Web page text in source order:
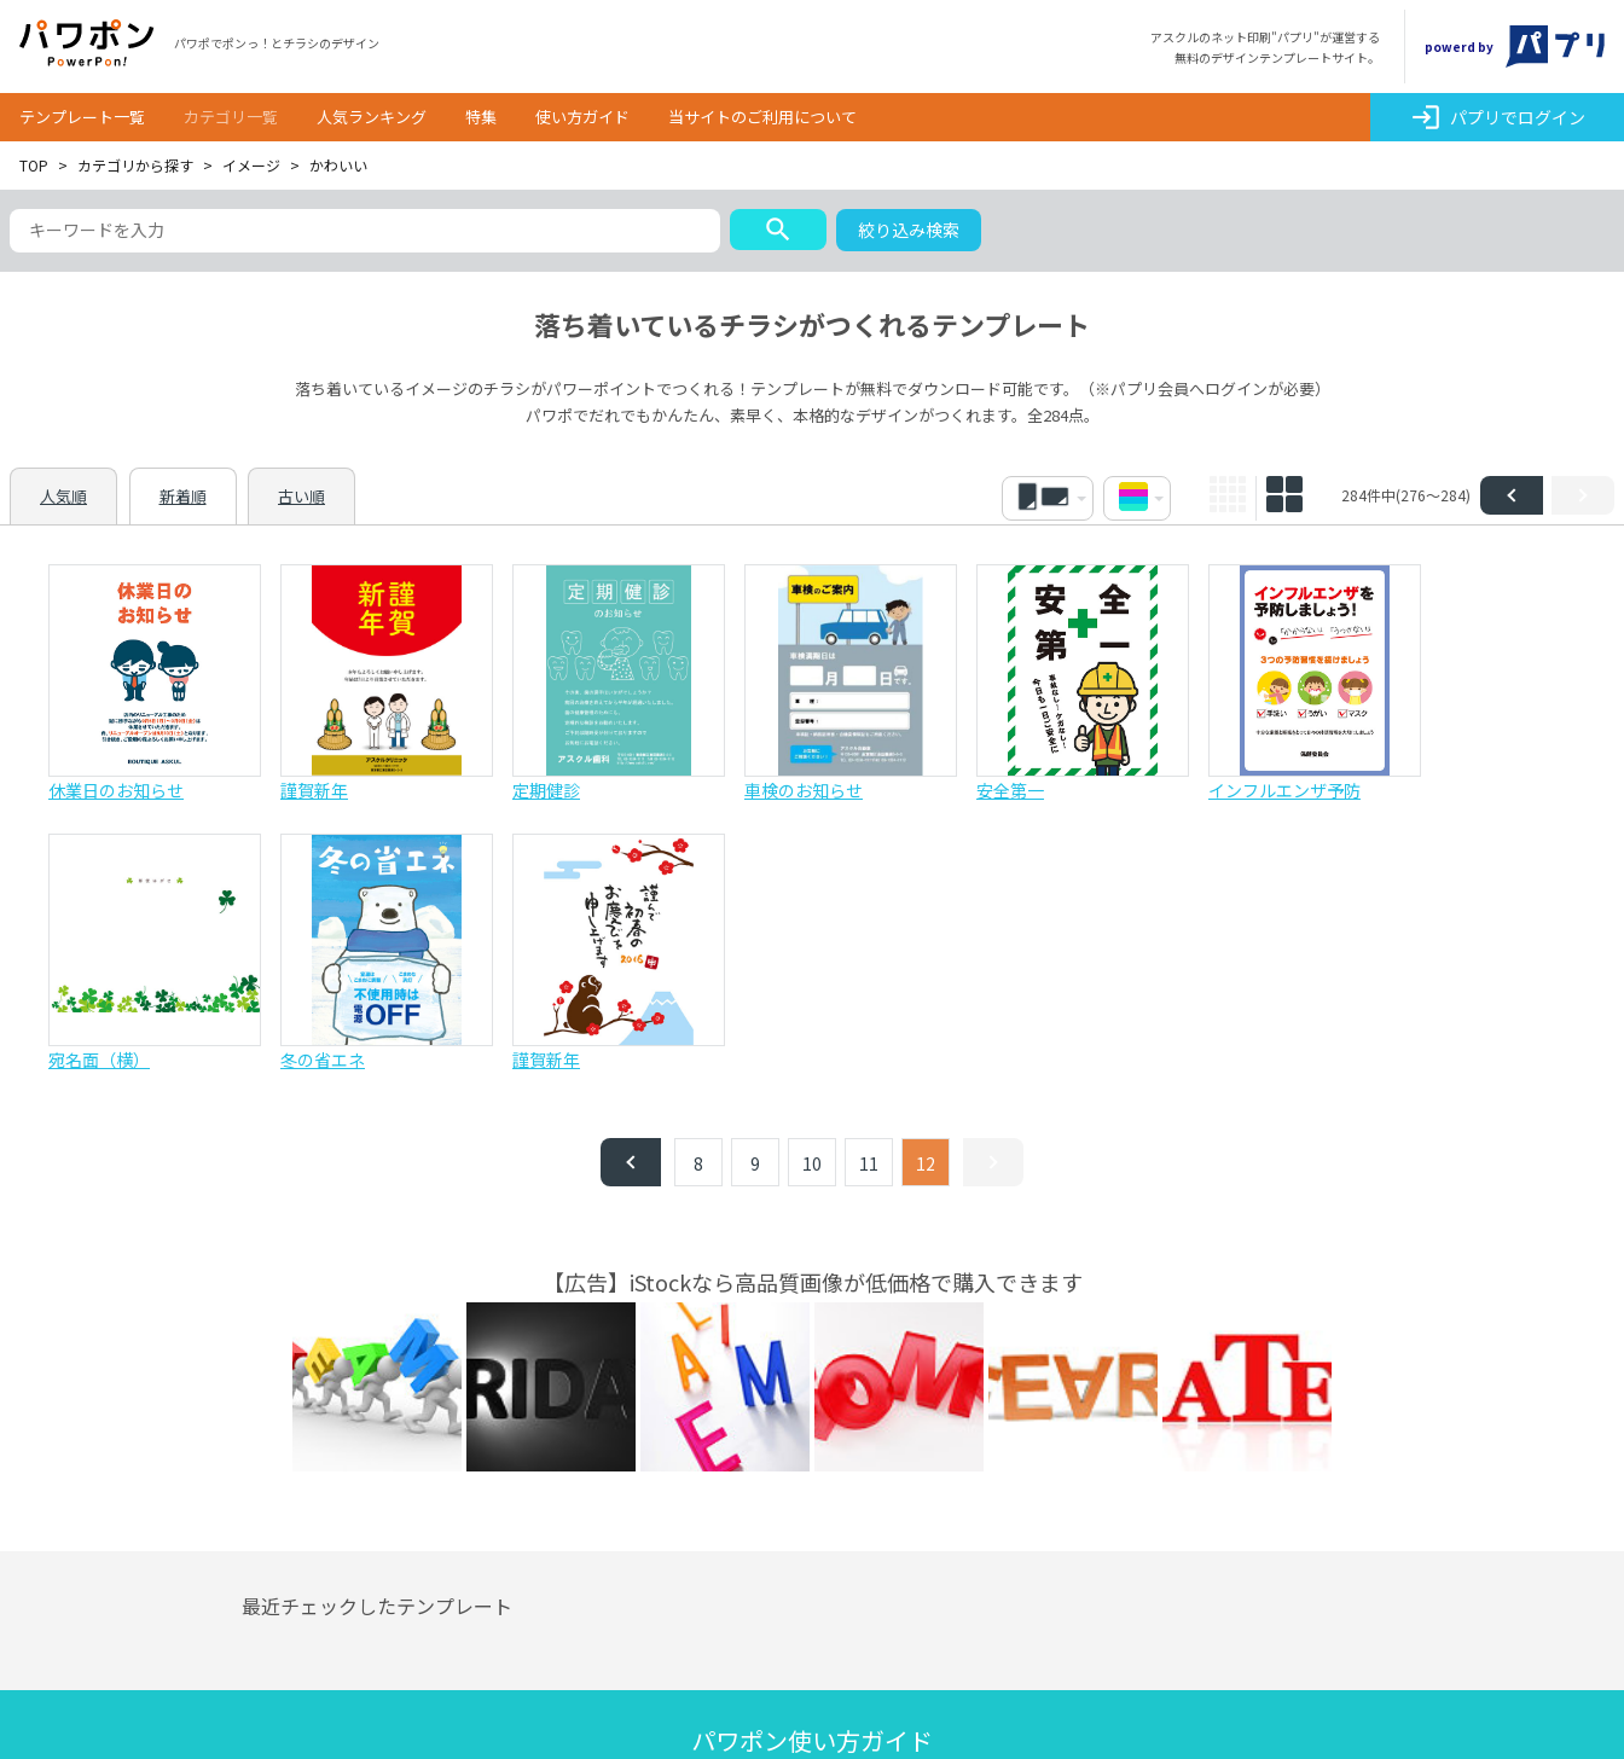
パワポでポンっ！とチラシのデザイン
アスクルのネット印刷"パプリ"が運営する
無料のデザインテンプレートサイト。
powerd by
テンプレート一覧 カテゴリ一覧 人気ランキング 特集 使い方ガイド 当サイトのご利用について login パプリでログイン
TOP カテゴリから探す イメージ かわいい
search 絞り込み検索
落ち着いているチラシがつくれるテンプレート
落ち着いているイメージのチラシがパワーポイントでつくれる！テンプレートが無料でダウンロード可能です。（※パプリ会員へログインが必要）
パワポでだれでもかんたん、素早く、本格的なデザインがつくれます。全284点。
人気順 新着順 古い順 284件中(276～284)
休業日のお知らせ 謹賀新年 定期健診 車検のお知らせ 安全第一 インフルエンザ予防
宛名面（横） 冬の省エネ 謹賀新年
8 9 10 11 12
【広告】iStockなら高品質画像が低価格で購入できます
最近チェックしたテンプレート
パワポン使い方ガイド